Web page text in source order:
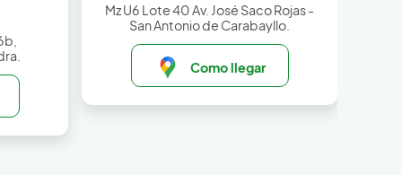
Mz U6 Lote 40 Av. José Saco Rojas -
San Antonio de Carabayllo.
Como llegar